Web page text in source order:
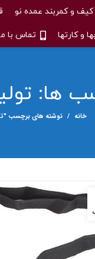
کیف و کمربند عمده نو
و کارتها تماس با
ها:
خانه نوشته های برچسب